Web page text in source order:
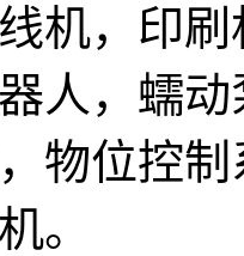
机，印
人，蠕
物位控
。